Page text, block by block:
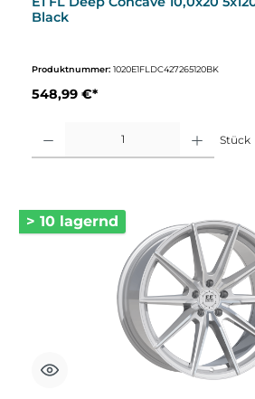
Black
Produktnummer: 1020E1FLDC427265120BK
548,99 €*
Stück
> 10 lagernd